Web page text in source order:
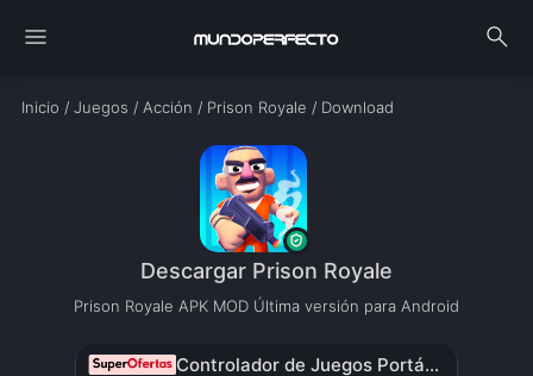
menu search
Inicio / Juegos / Acción / Prison Royale / Download
Descargar Prison Royale
Prison Royale APK MOD Última versión para Android
Controlador de Juegos Portátil Original con Pantalla HD de 3.5 Pulgadas, Batería Recargable – Regalo de Navidad Perfecto para Gamers